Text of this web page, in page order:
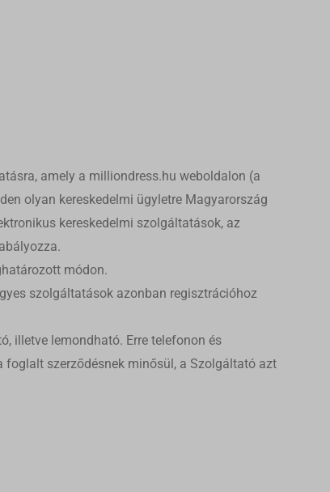
amely a milliondress.hu weboldalon (a
olyan kereskedelmi ügyletre Magyarország
kereskedelmi szolgáltatások, az
módon.
szolgáltatások azonban regisztrációhoz
illetve lemondható. Erre telefonon és
foglalt szerződésnek minősül, a Szolgáltató azt